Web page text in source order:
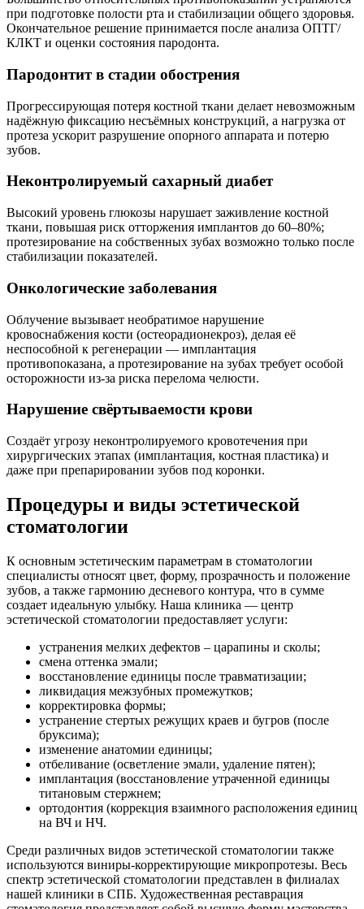
при подготовке полости рта и стабилизации общего здоровья.
Окончательное решение принимается после анализа ОПТГ/
КЛКТ и оценки состояния пародонта.
Пародонтит в стадии обострения
Прогрессирующая потеря костной ткани делает невозможным
надёжную фиксацию несъёмных конструкций, а нагрузка от
протеза ускорит разрушение опорного аппарата и потерю
зубов.
Неконтролируемый сахарный диабет
Высокий уровень глюкозы нарушает заживление костной
ткани, повышая риск отторжения имплантов до 60–80%;
протезирование на собственных зубах возможно только после
стабилизации показателей.
Онкологические заболевания
Облучение вызывает необратимое нарушение
кровоснабжения кости (остеорадионекроз), делая её
неспособной к регенерации — имплантация
противопоказана, а протезирование на зубах требует особой
осторожности из-за риска перелома челюсти.
Нарушение свёртываемости крови
Создаёт угрозу неконтролируемого кровотечения при
хирургических этапах (имплантация, костная пластика) и
даже при препарировании зубов под коронки.
Процедуры и виды эстетической
стоматологии
К основным эстетическим параметрам в стоматологии
специалисты относят цвет, форму, прозрачность и положение
зубов, а также гармонию десневого контура, что в сумме
создает идеальную улыбку. Наша клиника — центр
эстетической стоматологии предоставляет услуги:
устранения мелких дефектов – царапины и сколы;
смена оттенка эмали;
восстановление единицы после травматизации;
ликвидация межзубных промежутков;
корректировка формы;
устранение стертых режущих краев и бугров (после
бруксима);
изменение анатомии единицы;
отбеливание (осветление эмали, удаление пятен);
имплантация (восстановление утраченной единицы
титановым стержнем;
ортодонтия (коррекция взаимного расположения единиц
на ВЧ и НЧ.
Среди различных видов эстетической стоматологии также
используются виниры-корректирующие микропротезы. Весь
спектр эстетической стоматологии представлен в филиалах
нашей клиники в СПБ. Художественная реставрация